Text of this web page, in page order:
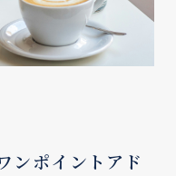
ンポイントアド